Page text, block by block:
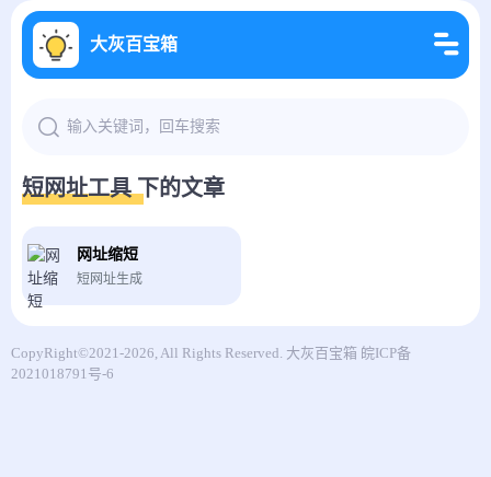
大灰百宝箱
短网址工具 下的文章
网址缩短
短网址生成
CopyRight©2021-2026, All Rights Reserved. 大灰百宝箱 皖ICP备
2021018791号-6